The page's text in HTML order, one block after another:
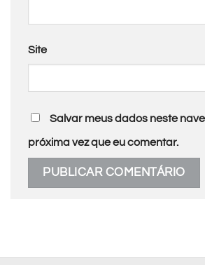
Site
Salvar meus dados neste
próxima vez que eu comentar.